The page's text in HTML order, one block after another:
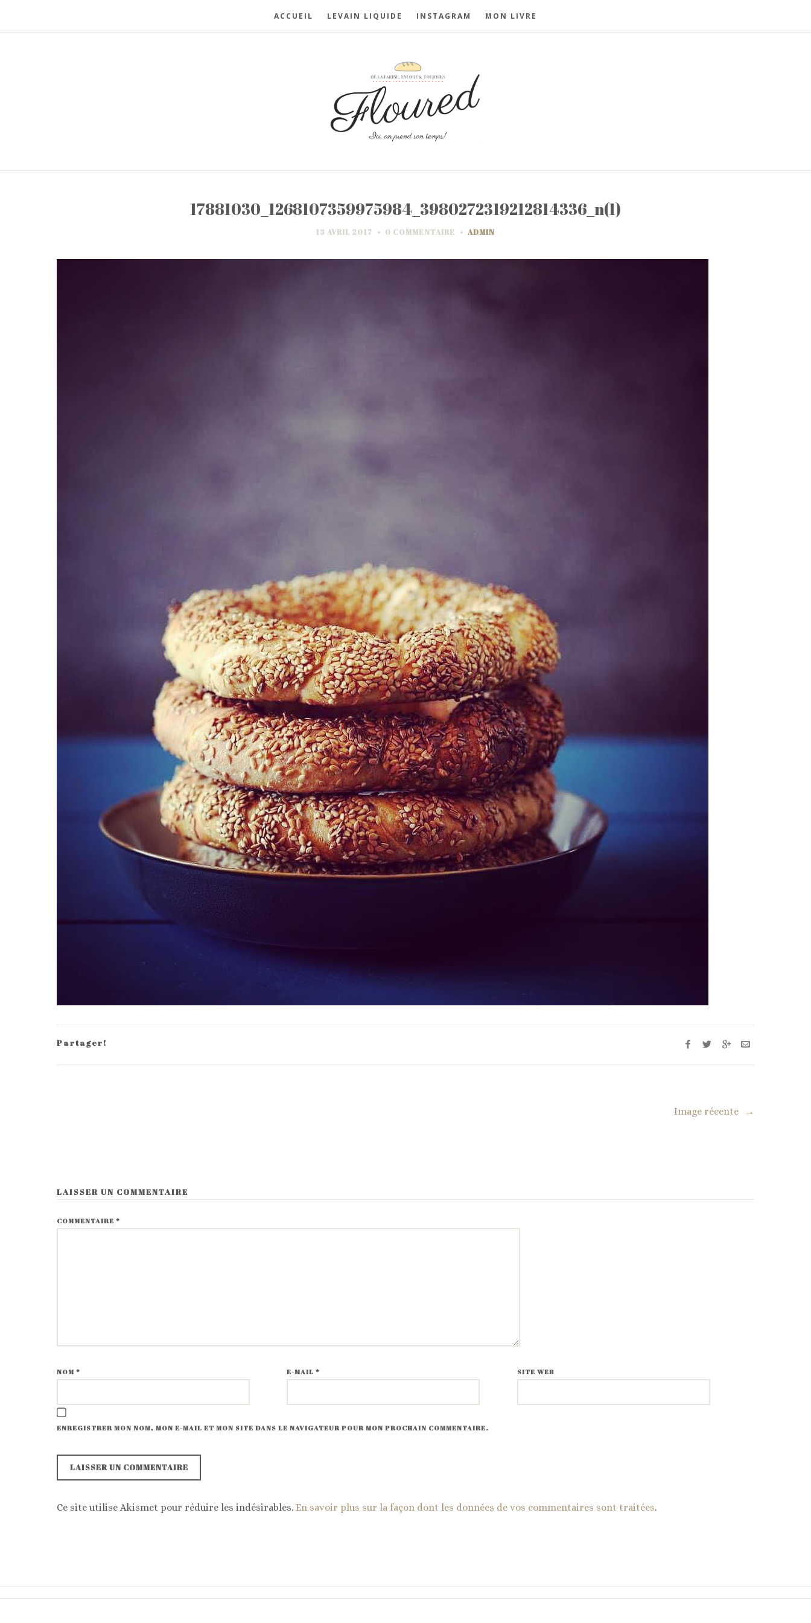
ACCUEIL LEVAIN LIQUIDE INSTAGRAM MON LIVRE
17881030_1268107359975984_3980272319212814336_n(1)
13 AVRIL 2017 0 COMMENTAIRE ADMIN
Partager!
Image récente →
LAISSER UN COMMENTAIRE
COMMENTAIRE*
NOM* E-MAIL* SITE WEB
ENREGISTRER MON NOM, MON E-MAIL ET MON SITE DANS LE NAVIGATEUR POUR MON PROCHAIN COMMENTAIRE.
Ce site utilise Akismet pour réduire les indésirables.En savoir plus sur la façon dont les données de vos commentaires sont traitées.